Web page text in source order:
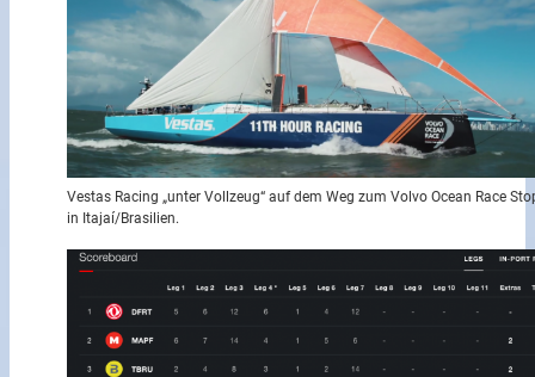
Vestas Racing „unter Vollzeug“ auf dem Weg zum Volvo Ocean Race
in Itajaí/Brasilien.